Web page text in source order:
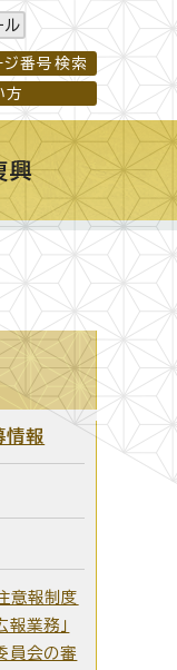
ル
ジ番号検索
方
興
情報
意報制度
業務」
員会の審